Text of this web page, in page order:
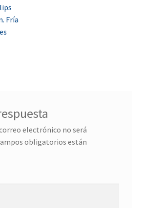
Fría
electrónico no será
obligatorios están